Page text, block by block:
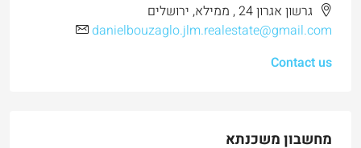
גרשון אגרון 24 , ממילא, ירושלים
danielbouzaglo.jlm.realestate@gmail.com
Contact us
מחשבון משכנתא